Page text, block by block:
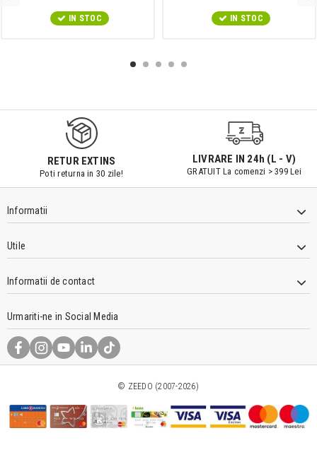
IN STOC IN STOC
RETUR EXTINS
Poti returna in 30 zile!
LIVRARE IN 24h (L - V)
GRATUIT La comenzi > 399 Lei
Informatii
Utile
Informatii de contact
Urmariti-ne in Social Media
© ZEEDO (2007-2026)